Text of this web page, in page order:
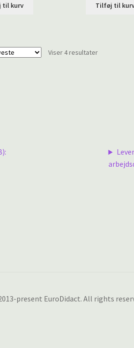
til kurv Tilføj til
Viser 4 resultaterSorteret
present EuroDidact. All rights